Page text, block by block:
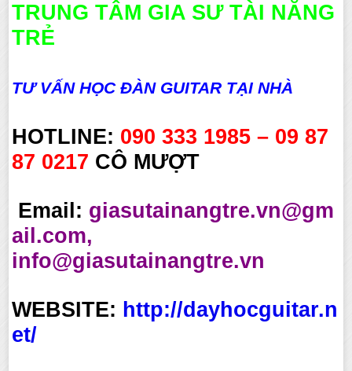
TRUNG TÂM GIA SƯ TÀI NĂNG
TRẺ
TƯ VẤN HỌC ĐÀN GUITAR TẠI NHÀ
HOTLINE: 090 333 1985 – 09 87
87 0217 CÔ MƯỢT
Email: giasutainangtre.vn@gm
ail.com,
info@giasutainangtre.vn
WEBSITE: http://dayhocguitar.n
et/